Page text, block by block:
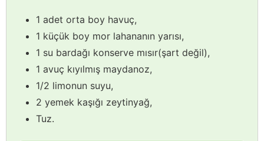
1 adet orta boy havuç,
1 küçük boy mor lahananın yarısı,
1 su bardağı konserve mısır(şart değil),
1 avuç kıyılmış maydanoz,
1/2 limonun suyu,
2 yemek kaşığı zeytinyağ,
Tuz.